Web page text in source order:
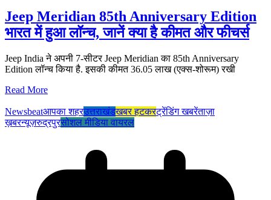
Jeep Meridian 85th Anniversary Edition
भारत में हुआ लॉन्च, जानें क्या है कीमत और फीचर्स
Jeep India ने अपनी 7-सीटर Jeep Meridian का 85th Anniversary
Edition लॉन्च किया है. इसकी कीमत 36.05 लाख (एक्स-शोरूम) रखी
Read More
Newsbeatआपका शहरउत्तराखंडखबर हटकरट्रेंडिंग खबरेंताज़ा
ख़बरन्यूज़रुद्रपुरसोशल मीडिया वायरल